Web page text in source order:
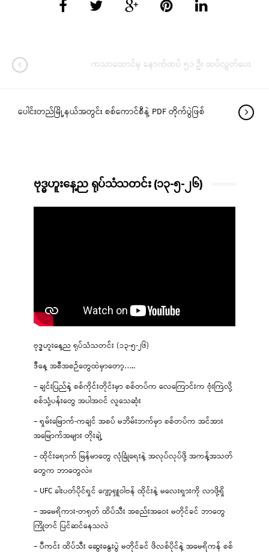
ကသာထောင်မှ နောက်ထပ် ၅၁ ဦး ထပ်လွှတ်ပေး
ပေါင်းတည်မြို့နယ်အတွင်း စစ်ကောင်စီနဲ့ PDF တိုက်ပွဲဖြစ်
ဗုဒ္ဓဟူးနေ့ည ရုပ်သံသတင်း (၁၃-၅-၂၆)
ဗုဒ္ဓဟူးနေ့ည ရုပ်သံသတင်း (၁၃-၅-၂၆)
ဒီနေ့ အစီအစဉ်တွေထဲမှာတော့…..
– ချင်းပြည်နဲ့ စစ်ကိုင်းတိုင်းမှာ စစ်တပ်က လေကြောင်းက ဗုံးကြဲလို့
စစ်သုံ့ပန်းတွေ အပါအဝင် လူသေဆုံး
– ရှမ်းမြောက်-ကချင် အစပ် မဘိမ်းဘက်မှာ စစ်တပ်က အင်အား
အမြောက်အများ တိုးချဲ့
– ထိုင်းရောက် မြန်မာတွေ လုံခြုံရေးနဲ့ အလုပ်လုပ်ဖို့ အကန့်အသတ်
တွေက ဘာတွေလဲ။
– UFC ခါးပတ်ပိုင်ရှင် ဂျော့ရှူဝါဗန် ထိုင်းနဲ့ မလေးရှားကို လာဖို့ရှိ
– အမေရိကား-တရုတ် ထိပ်သီး အစည်းအဝေး မတိုင်ခင် ဘာတွေ
ကြိုတင် ပြင်ဆင်နေသလဲ
– ပီကင်း ထိပ်သီး ဆွေးနွေးပွဲ မတိုင်ခင် ဖိလစ်ပိုင်နဲ့ အမေရိကန် စစ်